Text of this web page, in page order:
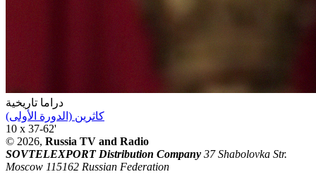
دراما تاريخية
كاثرين (الدورة الأولى)
10 x 37-62'
© 2026, Russia TV and Radio
SOVTELEXPORT Distribution Company 37 Shabolovka Str.
Moscow 115162 Russian Federation